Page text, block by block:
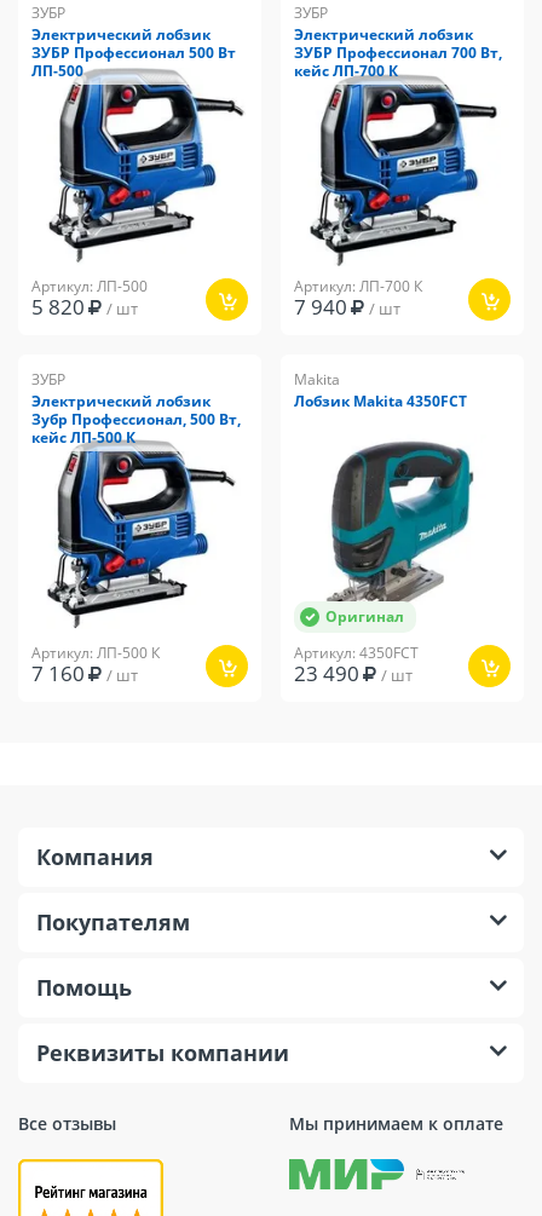
ЗУБР
Электрический лобзик
ЗУБР Профессионал 500 Вт
ЛП-500
Артикул: ЛП-500
5 820 / шт
ЗУБР
Электрический лобзик
ЗУБР Профессионал 700 Вт,
кейс ЛП-700 К
Артикул: ЛП-700 К
7 940 / шт
ЗУБР
Электрический лобзик
Зубр Профессионал, 500 Вт,
кейс ЛП-500 К
Артикул: ЛП-500 К
7 160 / шт
Makita
Лобзик Makita 4350FCT
Оригинал
Артикул: 4350FCT
23 490 / шт
Все отзывы Мы принимаем к оплате
Компания
Покупателям
Помощь
Реквизиты компании